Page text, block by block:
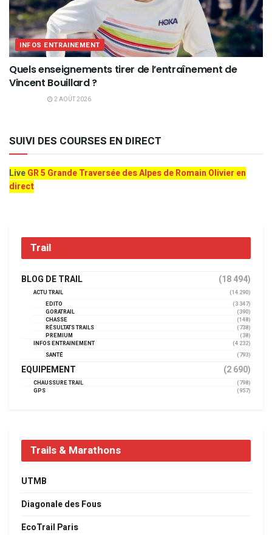
INFOS ENTRAINEMENT
Quels enseignements tirer de l’entraînement de
Vincent Bouillard ?
2 AOÛT 2026
SUIVI DES COURSES EN DIRECT
LiveGR 5 Grande Traversée des Alpes de Romain Olivier en
direct
Trail
BLOG DE TRAIL (18 494)
ACTU TRAIL
(14 290)
EDITO
(3 347)
GORATRAIL
(390)
CHASSE
(148)
RÉSULTATS TRAILS
(738)
PREMIUM
(38)
INFOS ENTRAINEMENT
(4 232)
SANTÉ
(793)
EQUIPEMENT (2 690)
CHAUSSURE TRAIL
(798)
GPS
(957)
Trails & Marathons
UTMB
Diagonale des Fous
EcoTrail Paris